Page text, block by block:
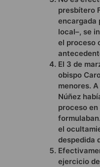
presbítero
encargada
local–, se
el proceso
El 3 de
obispo
menores.
Núñez
proceso
el
despedida
ejercicio